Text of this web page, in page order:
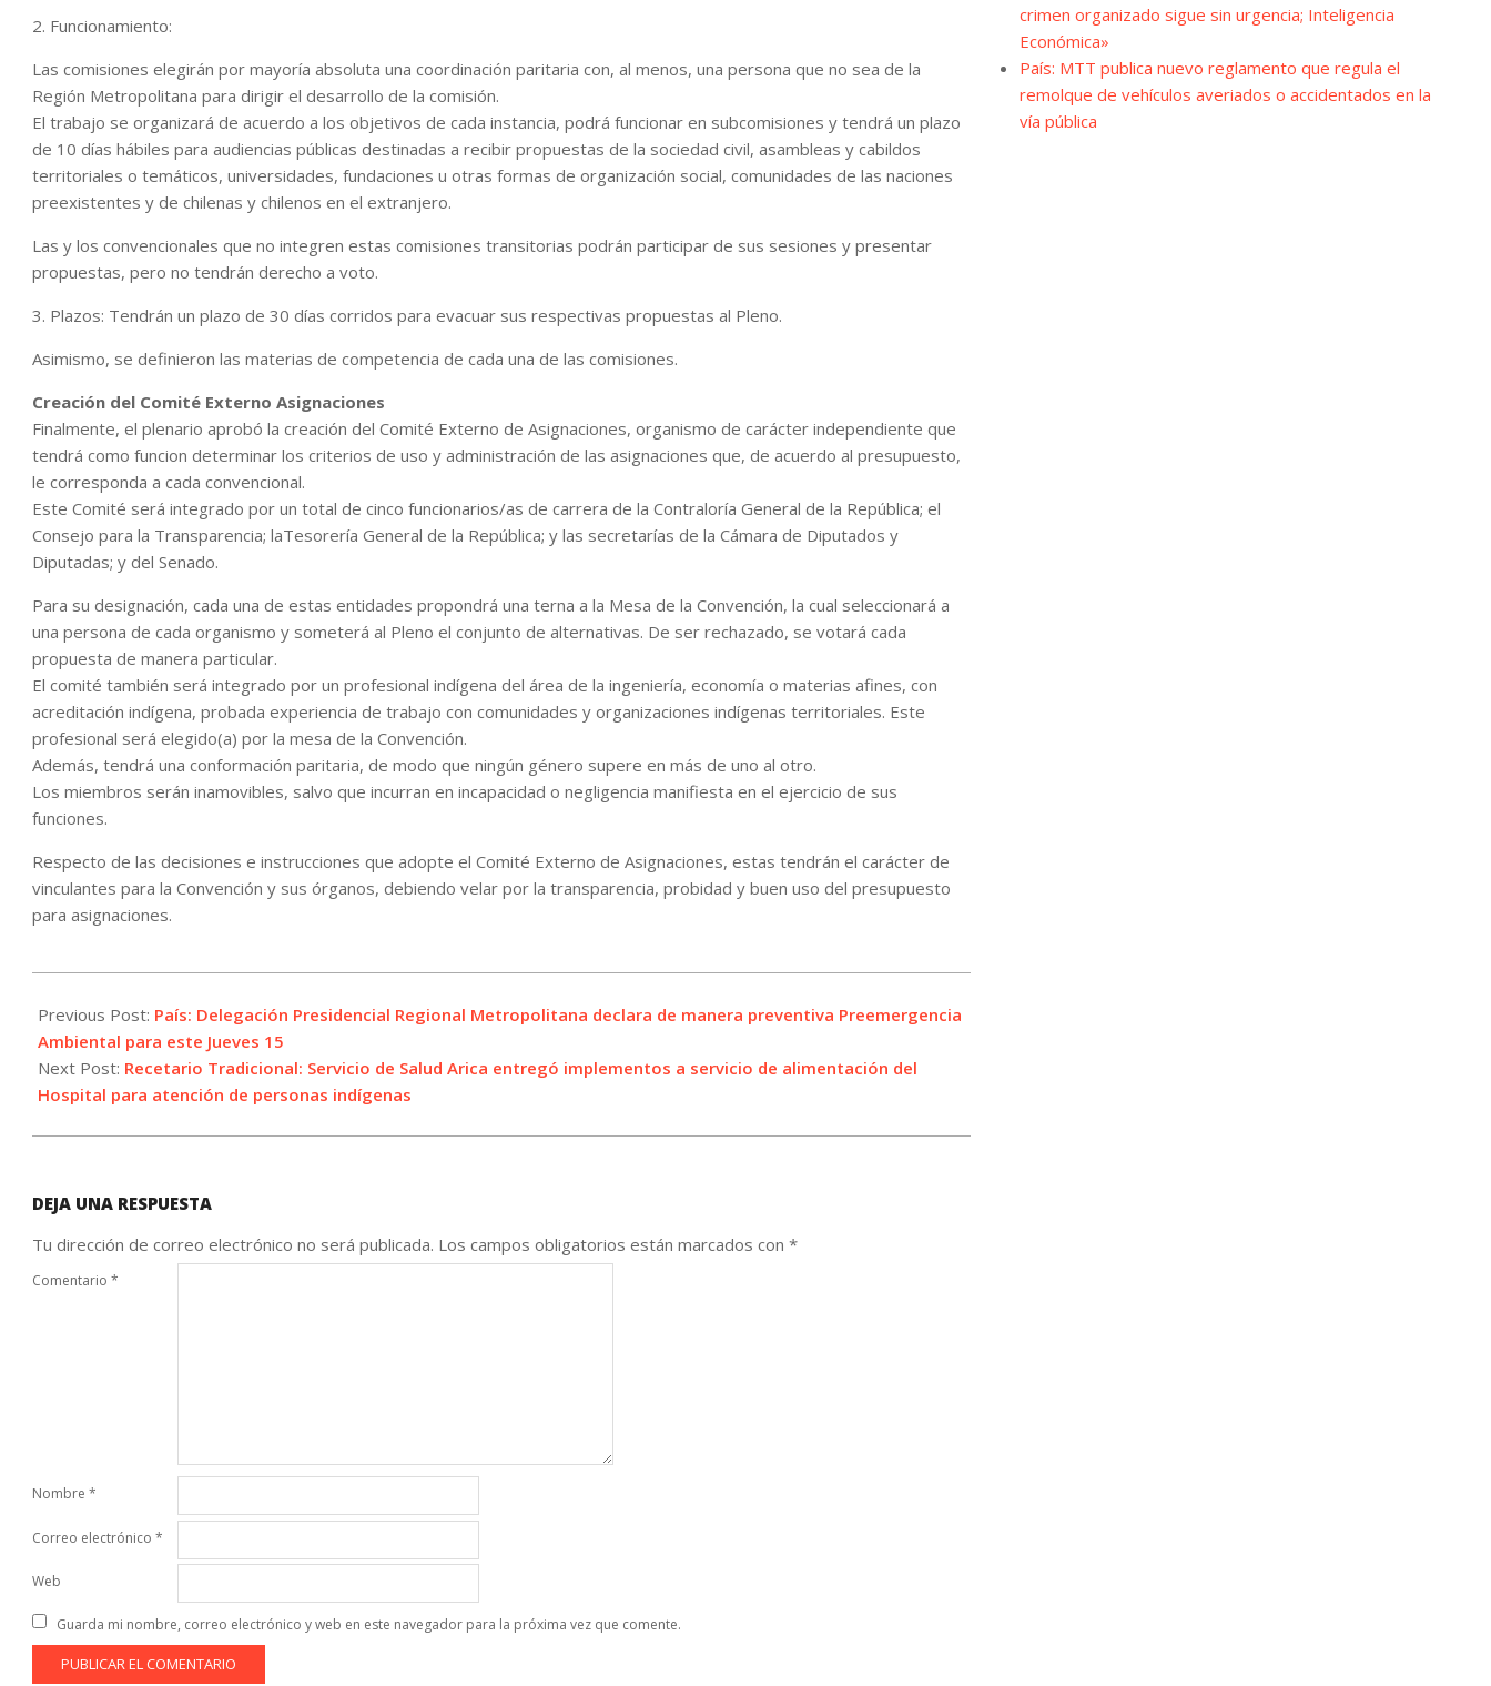
2. Funcionamiento:
Las comisiones elegirán por mayoría absoluta una coordinación paritaria con, al menos, una persona que no sea de la
Región Metropolitana para dirigir el desarrollo de la comisión.
El trabajo se organizará de acuerdo a los objetivos de cada instancia, podrá funcionar en subcomisiones y tendrá un plazo
de 10 días hábiles para audiencias públicas destinadas a recibir propuestas de la sociedad civil, asambleas y cabildos
territoriales o temáticos, universidades, fundaciones u otras formas de organización social, comunidades de las naciones
preexistentes y de chilenas y chilenos en el extranjero.
Las y los convencionales que no integren estas comisiones transitorias podrán participar de sus sesiones y presentar
propuestas, pero no tendrán derecho a voto.
3. Plazos: Tendrán un plazo de 30 días corridos para evacuar sus respectivas propuestas al Pleno.
Asimismo, se definieron las materias de competencia de cada una de las comisiones.
Creación del Comité Externo Asignaciones
Finalmente, el plenario aprobó la creación del Comité Externo de Asignaciones, organismo de carácter independiente que
tendrá como funcion determinar los criterios de uso y administración de las asignaciones que, de acuerdo al presupuesto,
le corresponda a cada convencional.
Este Comité será integrado por un total de cinco funcionarios/as de carrera de la Contraloría General de la República; el
Consejo para la Transparencia; laTesorería General de la República; y las secretarías de la Cámara de Diputados y
Diputadas; y del Senado.
Para su designación, cada una de estas entidades propondrá una terna a la Mesa de la Convención, la cual seleccionará a
una persona de cada organismo y someterá al Pleno el conjunto de alternativas. De ser rechazado, se votará cada
propuesta de manera particular.
El comité también será integrado por un profesional indígena del área de la ingeniería, economía o materias afines, con
acreditación indígena, probada experiencia de trabajo con comunidades y organizaciones indígenas territoriales. Este
profesional será elegido(a) por la mesa de la Convención.
Además, tendrá una conformación paritaria, de modo que ningún género supere en más de uno al otro.
Los miembros serán inamovibles, salvo que incurran en incapacidad o negligencia manifiesta en el ejercicio de sus
funciones.
Respecto de las decisiones e instrucciones que adopte el Comité Externo de Asignaciones, estas tendrán el carácter de
vinculantes para la Convención y sus órganos, debiendo velar por la transparencia, probidad y buen uso del presupuesto
para asignaciones.
07-
15
Previous Post: País: Delegación Presidencial Regional Metropolitana declara de manera preventiva Preemergencia
Ambiental para este Jueves 15
Next Post: Recetario Tradicional: Servicio de Salud Arica entregó implementos a servicio de alimentación del
Hospital para atención de personas indígenas
DEJA UNA RESPUESTA
Tu dirección de correo electrónico no será publicada. Los campos obligatorios están marcados con *
Comentario *
Nombre *
Correo electrónico *
Web
Guarda mi nombre, correo electrónico y web en este navegador para la próxima vez que comente.
crimen organizado sigue sin urgencia; Inteligencia
Económica»
País: MTT publica nuevo reglamento que regula el
remolque de vehículos averiados o accidentados en la
vía pública